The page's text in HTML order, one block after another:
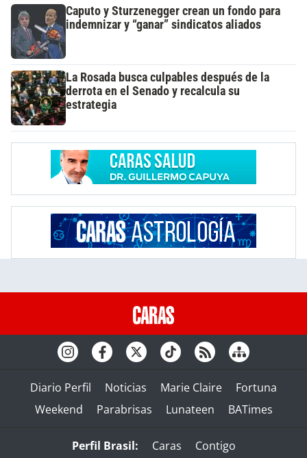
Caputo y Sturzenegger crean un fondo para
indemnizar y “ganar” sindicatos aliados
La Rosada busca culpables después de la
derrota en el Senado y recalcula su
estrategia
Diario Perfil Noticias Marie Claire
Fortuna
Weekend
Parabrisas Lunateen BATimes
Perfil Brasil: Caras Contigo